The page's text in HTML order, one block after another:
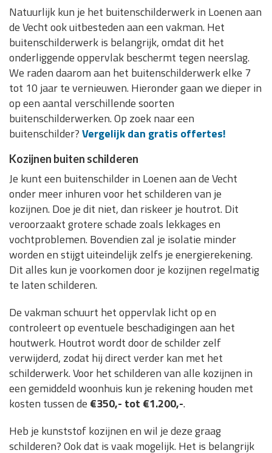
Natuurlijk kun je het buitenschilderwerk in Loenen aan
de Vecht ook uitbesteden aan een vakman. Het
buitenschilderwerk is belangrijk, omdat dit het
onderliggende oppervlak beschermt tegen neerslag.
We raden daarom aan het buitenschilderwerk elke 7
tot 10 jaar te vernieuwen. Hieronder gaan we dieper in
op een aantal verschillende soorten
buitenschilderwerken. Op zoek naar een
buitenschilder?Vergelijk dan gratis offertes!
Kozijnen buiten schilderen
Je kunt een buitenschilder in Loenen aan de Vecht
onder meer inhuren voor het schilderen van je
kozijnen. Doe je dit niet, dan riskeer je houtrot. Dit
veroorzaakt grotere schade zoals lekkages en
vochtproblemen. Bovendien zal je isolatie minder
worden en stijgt uiteindelijk zelfs je energierekening.
Dit alles kun je voorkomen door je kozijnen regelmatig
te laten schilderen.
De vakman schuurt het oppervlak licht op en
controleert op eventuele beschadigingen aan het
houtwerk. Houtrot wordt door de schilder zelf
verwijderd, zodat hij direct verder kan met het
schilderwerk. Voor het schilderen van alle kozijnen in
een gemiddeld woonhuis kun je rekening houden met
kosten tussen de €350,- tot €1.200,-.
Heb je kunststof kozijnen en wil je deze graag
schilderen? Ook dat is vaak mogelijk. Het is belangrijk